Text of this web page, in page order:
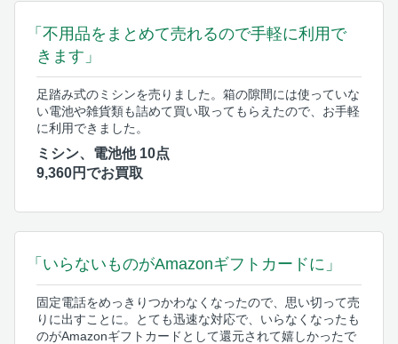
「不用品をまとめて売れるので手軽に利用で
きます」
足踏み式のミシンを売りました。箱の隙間には使っていな
い電池や雑貨類も詰めて買い取ってもらえたので、お手軽
に利用できました。
ミシン、電池他 10点
9,360円でお買取
「いらないものがAmazonギフトカードに」
固定電話をめっきりつかわなくなったので、思い切って売
りに出すことに。とても迅速な対応で、いらなくなったも
のがAmazonギフトカードとして還元されて嬉しかったで